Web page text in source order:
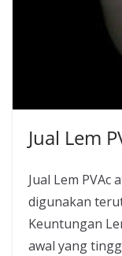
Jual Lem
Jual Lem PVAc
digunakan
Keuntungan
awal yang